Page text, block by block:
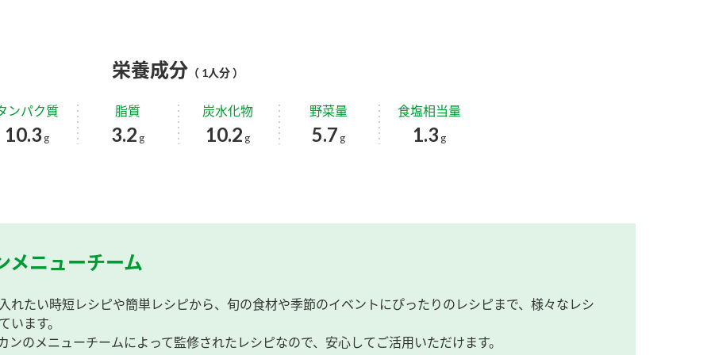
栄養成分 （ 1人分 ）
ンパク質
10.3 g
脂質
3.2 g
炭水化物
10.2 g
野菜量
5.7 g
食塩相当量
1.3 g
メニューチーム
れたい時短レシピや簡単レシピから、旬の食材や季節のイベントにぴったりのレシピまで、様々なレシ
います。
ンのメニューチームによって監修されたレシピなので、安心してご活用いただけます。